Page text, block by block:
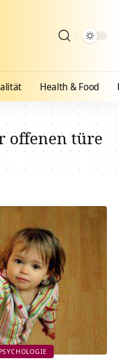
Health & Food
offenen türe